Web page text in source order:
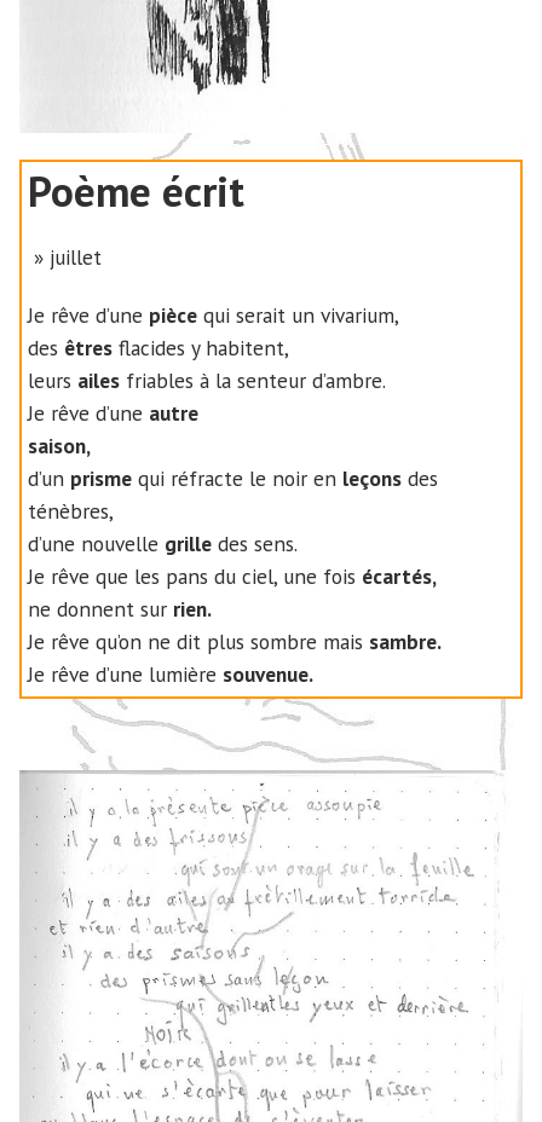
Poème écrit
» juillet
Je rêve d’une pièce qui serait un vivarium,
des êtres flacides y habitent,
leurs ailes friables à la senteur d’ambre.
Je rêve d’une autre
saison,
d’un prisme qui réfracte le noir en leçons des
ténèbres,
d’une nouvelle grille des sens.
Je rêve que les pans du ciel, une fois écartés,
ne donnent sur rien.
Je rêve qu’on ne dit plus sombre mais sambre.
Je rêve d’une lumière souvenue.